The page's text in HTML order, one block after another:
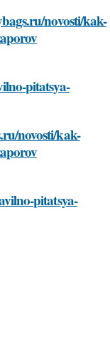
novosti/kak-
pitatsya-
novosti/kak-
pitatsya-